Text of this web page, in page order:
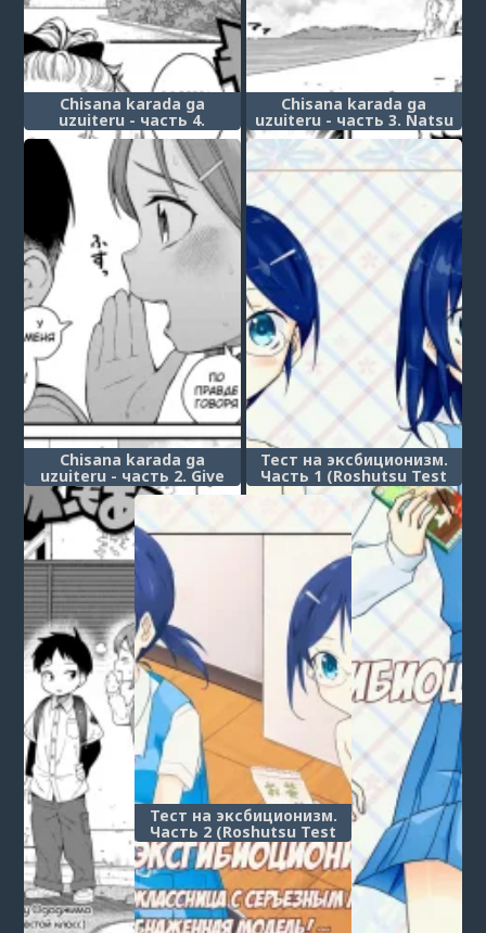
Chisana karada ga
uzuiteru - часть 4.
Imouto wa Gyaru Bitch
Mama (My Little Sister is
a Slutty Gyaru Mama)
Chisana karada ga
uzuiteru - часть 3. Natsu
no Kedamono (The
Summer Beast)
Chisana karada ga
uzuiteru - часть 2. Give
Me More
Тест на эксбиционизм.
Часть 1 (Roshutsu Test
Play Part 1)
Тест на эксбиционизм.
Часть 2 (Roshutsu Test
Play Part 2)
1 2 3 4 5 6